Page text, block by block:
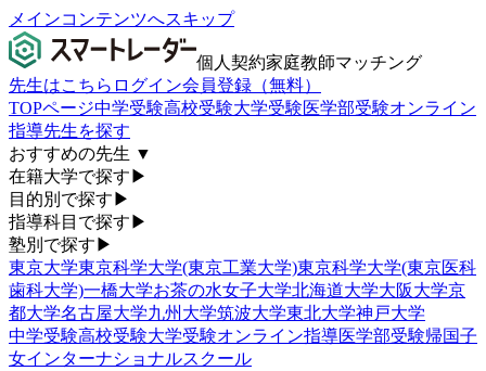
メインコンテンツへスキップ
個人契約家庭教師マッチング
先生はこちら ログイン会員登録（無料）
TOPページ中学受験高校受験大学受験医学部受験オンライン
指導先生を探す
おすすめの先生 ▼
在籍大学で探す ▶
目的別で探す ▶
指導科目で探す ▶
塾別で探す ▶
東京大学東京科学大学(東京工業大学)東京科学大学(東京医科
歯科大学)一橋大学お茶の水女子大学北海道大学大阪大学京
都大学名古屋大学九州大学筑波大学東北大学神戸大学
中学受験高校受験大学受験オンライン指導医学部受験帰国子
女インターナショナルスクール